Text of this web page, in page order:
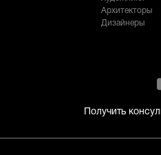
Архитекторы
Дизайнеры
Получить